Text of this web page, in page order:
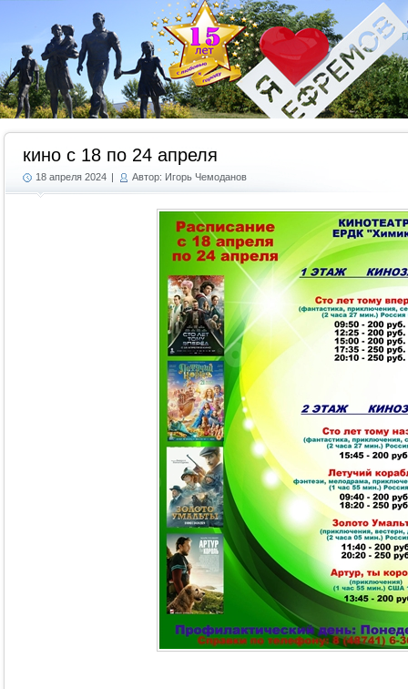
кино с 18 по 24 апреля
18 апреля 2024 | Автор: Игорь Чемоданов